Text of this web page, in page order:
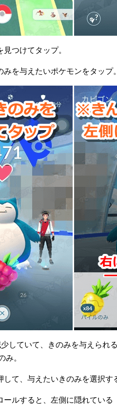
つけてタップ。
を与えたいポケモンをタップ。
していて、きのみを与えられ
。
て、与えたいきのみを選択す
ルすると、左側に隠れている